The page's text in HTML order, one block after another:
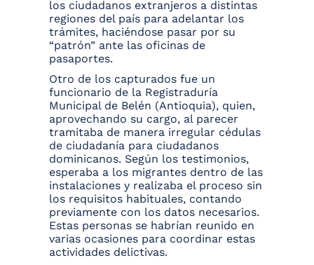
los ciudadanos extranjeros a distintas
regiones del país para adelantar los
trámites, haciéndose pasar por su
“patrón” ante las oficinas de
pasaportes.
Otro de los capturados fue un
funcionario de la Registraduría
Municipal de Belén (Antioquia), quien,
aprovechando su cargo, al parecer
tramitaba de manera irregular cédulas
de ciudadanía para ciudadanos
dominicanos. Según los testimonios,
esperaba a los migrantes dentro de las
instalaciones y realizaba el proceso sin
los requisitos habituales, contando
previamente con los datos necesarios.
Estas personas se habrían reunido en
varias ocasiones para coordinar estas
actividades delictivas.